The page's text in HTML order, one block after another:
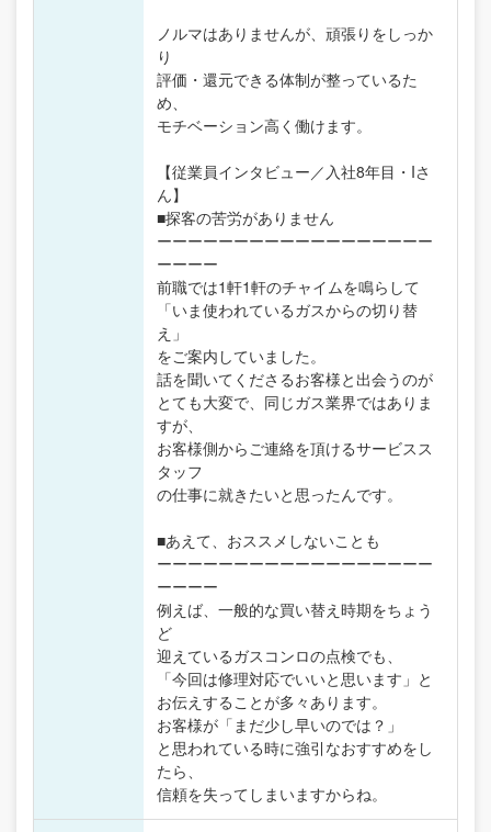
ノルマはありませんが、頑張りをしっか
り
評価・還元できる体制が整っているた
め、
モチベーション高く働けます。
【従業員インタビュー／入社8年目・Iさ
ん】
■探客の苦労がありません
ーーーーーーーーーーーーーーーーーー
ーーーー
前職では1軒1軒のチャイムを鳴らして
「いま使われているガスからの切り替
え」
をご案内していました。
話を聞いてくださるお客様と出会うのが
とても大変で、同じガス業界ではありま
すが、
お客様側からご連絡を頂けるサービスス
タッフ
の仕事に就きたいと思ったんです。
■あえて、おススメしないことも
ーーーーーーーーーーーーーーーーーー
ーーーー
例えば、一般的な買い替え時期をちょう
ど
迎えているガスコンロの点検でも、
「今回は修理対応でいいと思います」と
お伝えすることが多々あります。
お客様が「まだ少し早いのでは？」
と思われている時に強引なおすすめをし
たら、
信頼を失ってしまいますからね。